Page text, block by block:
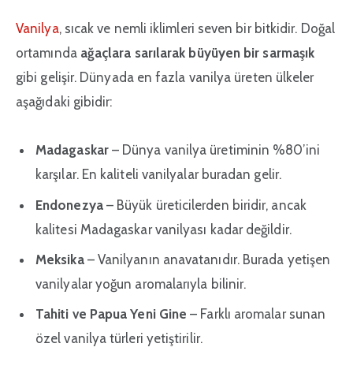
Vanilya, sıcak ve nemli iklimleri seven bir bitkidir. Doğal
ortamında ağaçlara sarılarak büyüyen bir sarmaşık
gibi gelişir. Dünyada en fazla vanilya üreten ülkeler
aşağıdaki gibidir:
Madagaskar– Dünya vanilya üretiminin %80’ini
karşılar. En kaliteli vanilyalar buradan gelir.
Endonezya– Büyük üreticilerden biridir, ancak
kalitesi Madagaskar vanilyası kadar değildir.
Meksika– Vanilyanın anavatanıdır. Burada yetişen
vanilyalar yoğun aromalarıyla bilinir.
Tahiti ve Papua Yeni Gine – Farklı aromalar sunan
özel vanilya türleri yetiştirilir.